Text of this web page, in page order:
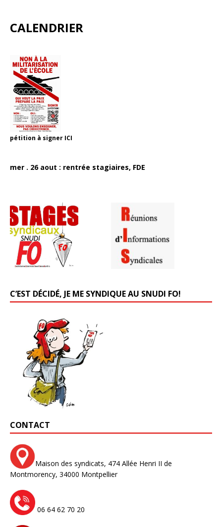
CALENDRIER
pétition à signer ICI
mer . 26 aout : rentrée stagiaires, FDE
C’EST DÉCIDÉ, JE ME SYNDIQUE AU SNUDI FO!
CONTACT
Maison des syndicats, 474 Allée Henri II de
Montmorency, 34000 Montpellier
06 64 62 70 20